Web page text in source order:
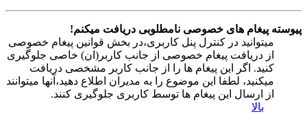
پیوسته پیغام های خصوصی نامطلوبی دریافت میکنم!
میتوانید در کنترل پنل کاربری،در بخش قوانین پیغام خصوصی
از دریافت پیغام خصوصی از جانب کاربر(ان) خاصی جلوگیری
کنید. اگر این پیغام ها را از جانب کاربر مشخصی دریافت
میکنید، لطفا این موضوع را به مدیران اطلاع دهید،آنها میتوانند
از ارسال این پیغام ها توسط کاربری جلوگیری کنند.
بالا